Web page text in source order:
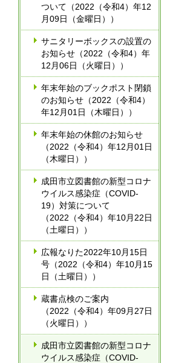
ついて（2022（令和4）年12
月09日（金曜日））
サニタリーボックスの設置の
お知らせ（2022（令和4）年
12月06日（火曜日））
年末年始のブックポスト閉鎖
のお知らせ（2022（令和4）
年12月01日（木曜日））
年末年始の休館のお知らせ
（2022（令和4）年12月01日
（木曜日））
成田市立図書館の新型コロナ
ウイルス感染症（COVID-
19）対策について
（2022（令和4）年10月22日
（土曜日））
広報なりた2022年10月15日
号（2022（令和4）年10月15
日（土曜日））
蔵書点検のご案内
（2022（令和4）年09月27日
（火曜日））
成田市立図書館の新型コロナ
ウイルス感染症（COVID-